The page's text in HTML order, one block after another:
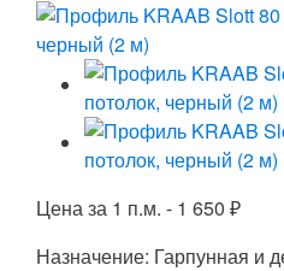
Цена за 1 п.м. - 1 650 ₽
Назначение: Гарпунная и